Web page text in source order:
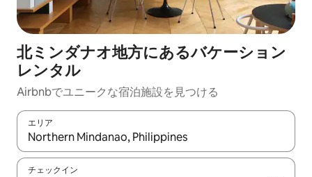
北ミンダナオ地方にあるバケーション
レンタル
Airbnbでユニークな宿泊施設を見つける
エリア
検索結果が表示されたら、上下の矢印キーを使って移動するか
チェックイン